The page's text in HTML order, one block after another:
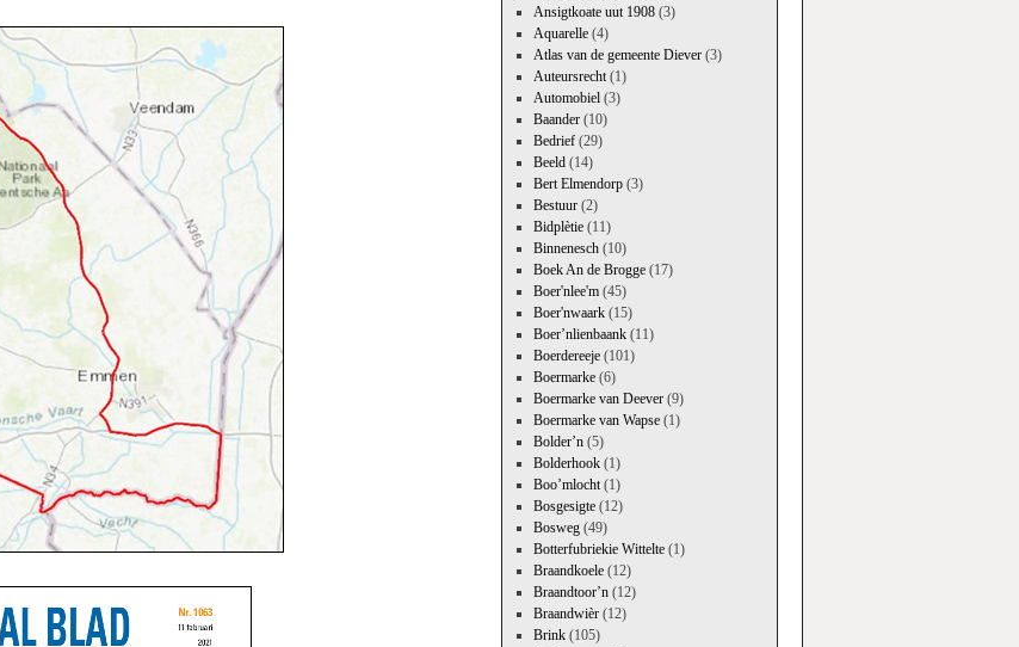
Ansigtkoate uut 1908(3)
Aquarelle(4)
Atlas van de gemeente Diever(3)
Auteursrecht(1)
Automobiel(3)
Baander(10)
Bedrief(29)
Beeld(14)
Bert Elmendorp(3)
Bestuur(2)
Bidplètie(11)
Binnenesch(10)
Boek An de Brogge(17)
Boer'nlee'm(45)
Boer'nwaark(15)
Boer’nlienbaank(11)
Boerdereeje(101)
Boermarke(6)
Boermarke van Deever(9)
Boermarke van Wapse(1)
Bolder’n(5)
Bolderhook(1)
Boo’mlocht(1)
Bosgesigte(12)
Bosweg(49)
Botterfubriekie Wittelte(1)
Braandkoele(12)
Braandtoor’n(12)
Braandwièr(12)
Brink(105)